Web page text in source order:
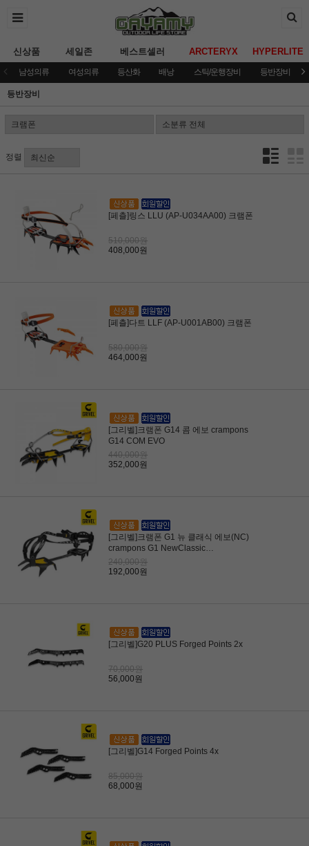
신상품 세일존 베스트셀러 ARCTERYX HYPERLITE
남성의류 여성의류 등산화 배낭 스틱/운행장비 등반장비
등반장비
정렬
[페츨]링스 LLU (AP-U034AA00) 크램폰
510,000원
408,000원
[페츨]다트 LLF (AP-U001AB00) 크램폰
580,000원
464,000원
[그리벨]크램폰 G14 콤 에보 crampons
G14 COM EVO
440,000원
352,000원
[그리벨]크램폰 G1 뉴 클래식 에보(NC)
crampons G1 NewClassic
EVO(w/Antibott, Flex bar) 설상 워킹용
240,000원
192,000원
[그리벨]G20 PLUS Forged Points 2x
70,000원
56,000원
[그리벨]G14 Forged Points 4x
85,000원
68,000원